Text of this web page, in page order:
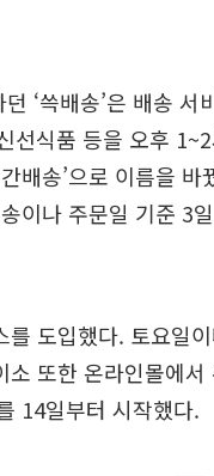
‘쓱배송’은 배송 서
선식품 등을 오후
배송’으로 이름을 바
이나 주문일 기준 3
를 도입했다. 토요일
또한 온라인몰에서
14일부터 시작했다.